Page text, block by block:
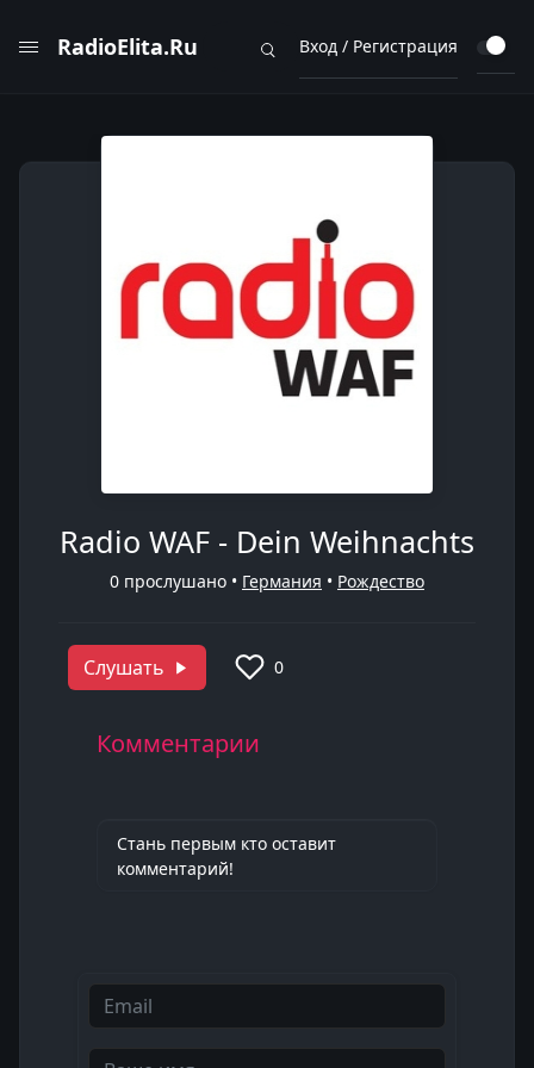
RadioElita.Ru Вход / Регистрация
Radio WAF - Dein Weihnachts
0 прослушано • Германия • Рождество
Слушать 0
Комментарии
Стань первым кто оставит
комментарий!